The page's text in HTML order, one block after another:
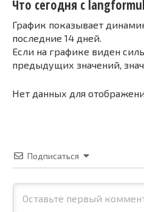
Что сегодня с
График показывает
последние 14 дней.
Если на графике виден
предыдущих значений,
Нет данных для
Подписаться